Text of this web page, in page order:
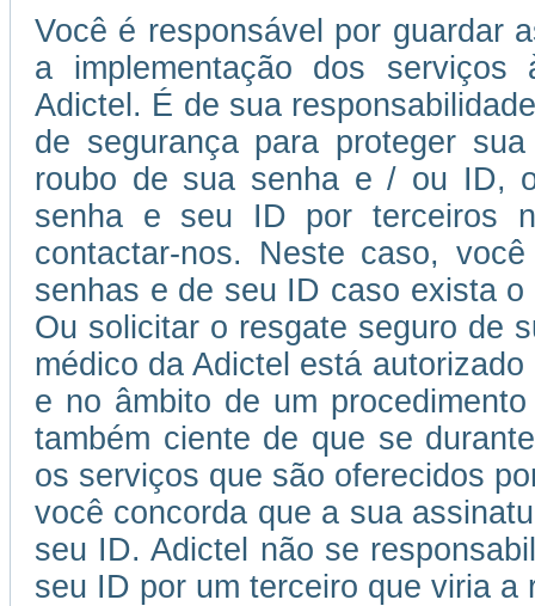
Você é responsável por guardar
a implementação dos
Adictel. É de sua
de segurança para proteger
roubo de sua senha e / ou ID,
senha e seu ID por terceiros
contactar-nos. Neste caso,
senhas e de seu ID caso exista
Ou solicitar o resgate seguro de
médico da Adictel está
e no âmbito de um
também ciente de que se
os serviços que são oferecidos
você concorda que a sua
seu ID. Adictel não se
seu ID por um terceiro que viria a